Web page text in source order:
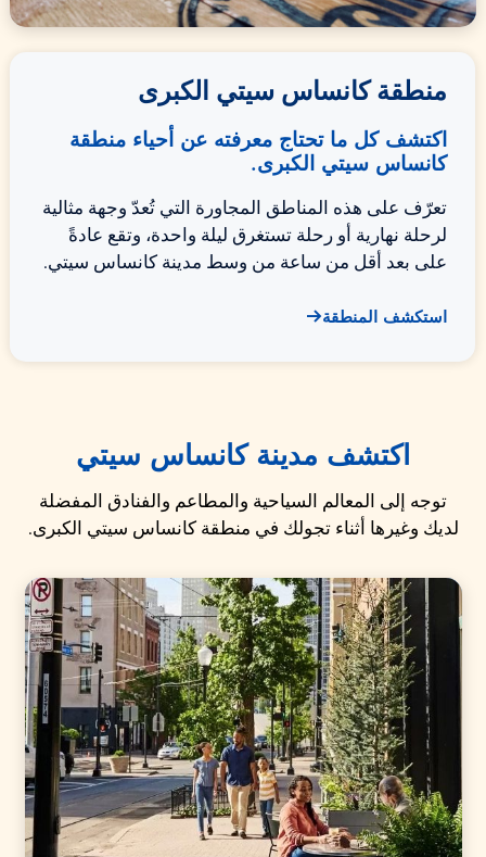
منطقة كانساس سيتي الكبرى
اكتشف كل ما تحتاج معرفته عن أحياء منطقة
كانساس سيتي الكبرى.
تعرّف على هذه المناطق المجاورة التي تُعدّ وجهة مثالية
لرحلة نهارية أو رحلة تستغرق ليلة واحدة، وتقع عادةً
على بعد أقل من ساعة من وسط مدينة كانساس سيتي.
استكشف المنطقة
اكتشف مدينة كانساس سيتي
توجه إلى المعالم السياحية والمطاعم والفنادق المفضلة
لديك وغيرها أثناء تجولك في منطقة كانساس سيتي الكبرى.